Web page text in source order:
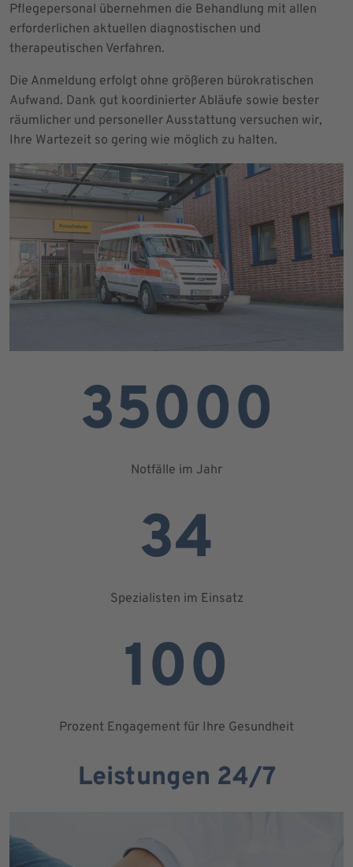
Pflegepersonal übernehmen die Behandlung mit allen
erforderlichen aktuellen diagnostischen und
therapeutischen Verfahren.
Die Anmeldung erfolgt ohne größeren bürokratischen
Aufwand. Dank gut koordinierter Abläufe sowie bester
räumlicher und personeller Ausstattung versuchen wir,
Ihre Wartezeit so gering wie möglich zu halten.
35000
Notfälle im Jahr
34
Spezialisten im Einsatz
100
Prozent Engagement für Ihre Gesundheit
Leistungen 24/7